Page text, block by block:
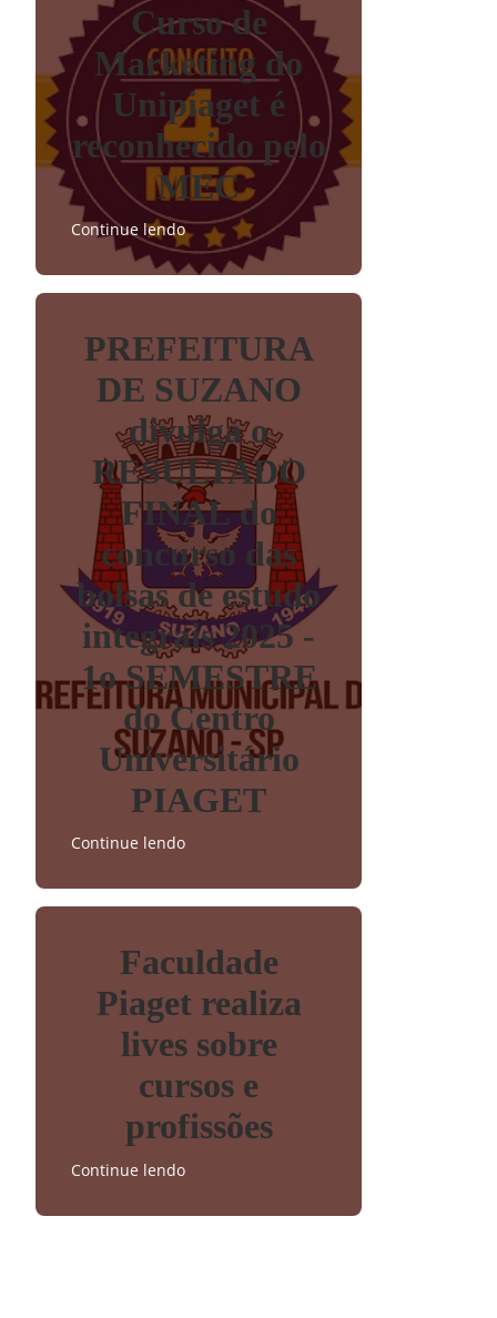
Curso de
Marketing do
Unipiaget é
reconhecido pelo
MEC
Continue lendo
PREFEITURA
DE SUZANO
divulga o
RESULTADO
FINAL do
concurso das
bolsas de estudo
integrais 2025 -
1o SEMESTRE
do Centro
Universitário
PIAGET
Continue lendo
Faculdade
Piaget realiza
lives sobre
cursos e
profissões
Continue lendo